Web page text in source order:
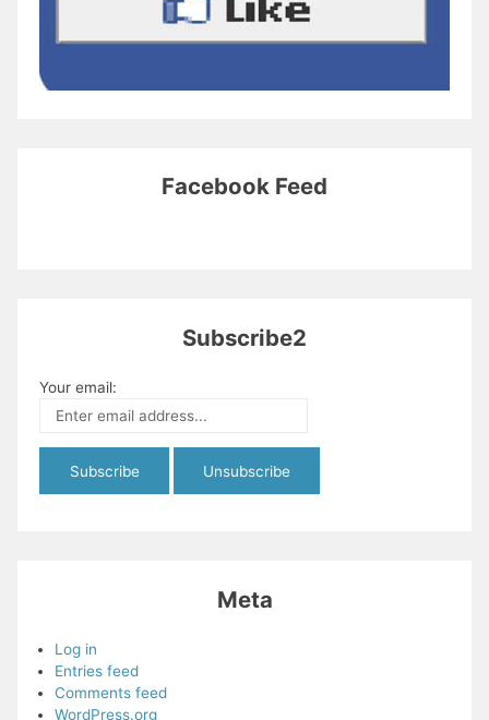
Facebook Feed
Subscribe2
Your email:
Meta
Log in
Entries feed
Comments feed
WordPress.org